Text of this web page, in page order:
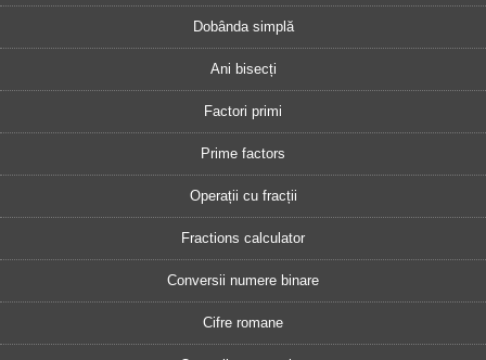
Dobânda simplă
Ani bisecți
Factori primi
Prime factors
Operații cu fracții
Fractions calculator
Conversii numere binare
Cifre romane